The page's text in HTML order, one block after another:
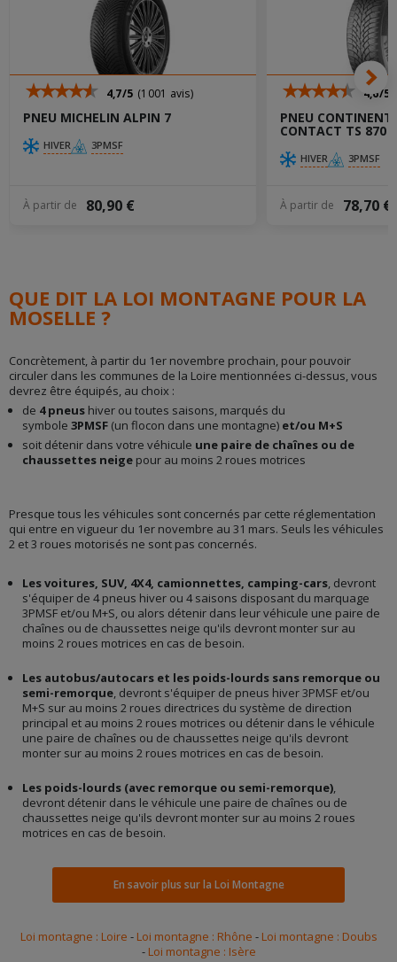
4,7/5 (1001 avis)
PNEU MICHELIN ALPIN 7
HIVER 3PMSF
À partir de 80,90 €
4,6/5
PNEU
CONTACT TS 870
HIVER 3PMSF
À partir de 78,70 €
QUE DIT LA LOI MONTAGNE POUR LA
MOSELLE ?
Concrètement, à partir du 1er novembre prochain, pour pouvoir
circuler dans les communes de la Loire mentionnées ci-dessus, vous
devrez être équipés, au choix :
de 4 pneus hiver ou toutes saisons, marqués du
symbole 3PMSF (un flocon dans une montagne) et/ou M+S
soit détenir dans votre véhicule une paire de chaînes ou de
chaussettes neige pour au moins 2 roues motrices
Presque tous les véhicules sont concernés par cette réglementation
qui entre en vigueur du 1er novembre au 31 mars. Seuls les véhicules
2 et 3 roues motorisés ne sont pas concernés.
Les voitures, SUV, 4X4, camionnettes, camping-cars, devront
s'équiper de 4 pneus hiver ou 4 saisons disposant du marquage
3PMSF et/ou M+S, ou alors détenir dans leur véhicule une paire de
chaînes ou de chaussettes neige qu'ils devront monter sur au
moins 2 roues motrices en cas de besoin.
Les autobus/autocars et les poids-lourds sans remorque ou
semi-remorque, devront s'équiper de pneus hiver 3PMSF et/ou
M+S sur au moins 2 roues directrices du système de direction
principal et au moins 2 roues motrices ou détenir dans le véhicule
une paire de chaînes ou de chaussettes neige qu'ils devront
monter sur au moins 2 roues motrices en cas de besoin.
Les poids-lourds (avec remorque ou semi-remorque),
devront détenir dans le véhicule une paire de chaînes ou de
chaussettes neige qu'ils devront monter sur au moins 2 roues
motrices en cas de besoin.
En savoir plus sur la Loi Montagne
Loi montagne : Loire - Loi montagne : Rhône - Loi montagne : Doubs
- Loi montagne : Isère